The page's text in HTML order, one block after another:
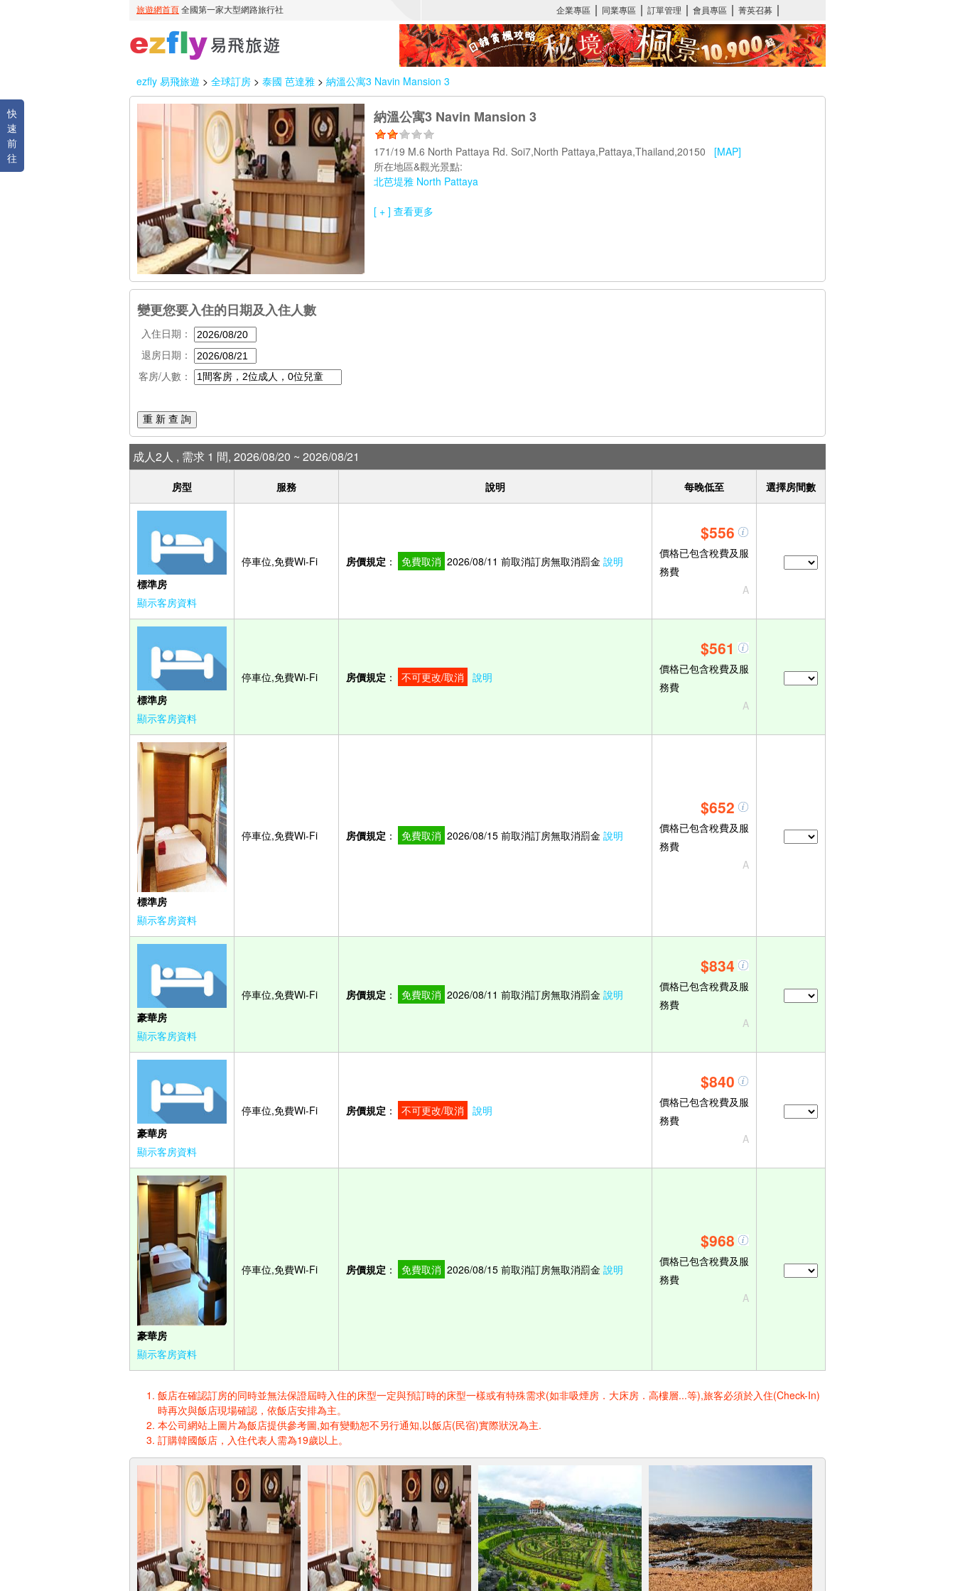
ezfly 易飛旅遊 > 全球訂房 > 泰國 芭達雅 > 納溫公寓3 Navin Mansion 3
快
速
前
往
納溫公寓3 Navin Mansion 3
171/19 M.6 North Pattaya Rd. Soi7,North Pattaya,Pattaya,Thailand,20150 [MAP]
所在地區&觀光景點:
北芭堤雅 North Pattaya
[ + ] 查看更多
變更您要入住的日期及入住人數
入住日期：
退房日期：
客房/人數：
重 新 查 詢
成人2人 , 需求 1 間, 2026/08/20 ~ 2026/08/21
房型 服務 說明 每晚低至 選擇房間數
標準房
顯示客房資料
停車位,免費Wi-Fi 房價規定 ： 免費取消 2026/08/11 前取消訂房無取消罰金 說明
$556
價格已包含稅費及服
務費
A
標準房
顯示客房資料
停車位,免費Wi-Fi 房價規定 ： 不可更改/取消 說明
$561
價格已包含稅費及服
務費
A
標準房
顯示客房資料
停車位,免費Wi-Fi 房價規定 ： 免費取消 2026/08/15 前取消訂房無取消罰金 說明
$652
價格已包含稅費及服
務費
A
豪華房
顯示客房資料
停車位,免費Wi-Fi 房價規定 ： 免費取消 2026/08/11 前取消訂房無取消罰金 說明
$834
價格已包含稅費及服
務費
A
豪華房
顯示客房資料
停車位,免費Wi-Fi 房價規定 ： 不可更改/取消 說明
$840
價格已包含稅費及服
務費
A
豪華房
顯示客房資料
停車位,免費Wi-Fi 房價規定 ： 免費取消 2026/08/15 前取消訂房無取消罰金 說明
$968
價格已包含稅費及服
務費
A
飯店在確認訂房的同時並無法保證屆時入住的床型一定與預訂時的床型一樣或有特殊需求(如非吸煙房．大床房．高樓層...等),旅客必須於入住(Check-In)
時再次與飯店現場確認，依飯店安排為主。
本公司網站上圖片為飯店提供參考圖,如有變動恕不另行通知,以飯店(民宿)實際狀況為主.
訂購韓國飯店，入住代表人需為19歲以上。